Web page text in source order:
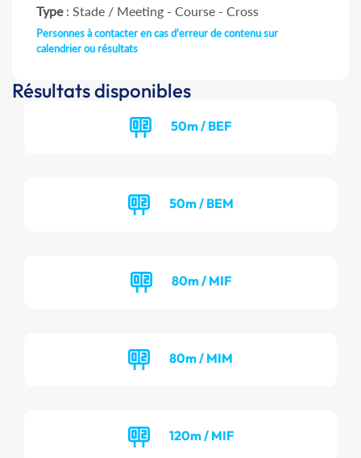
Type: Stade / Meeting - Course - Cross
Personnes à contacter en cas d'erreur de contenu sur
calendrier ou résultats
Résultats disponibles
50m / BEF
50m / BEM
80m / MIF
80m / MIM
120m / MIF